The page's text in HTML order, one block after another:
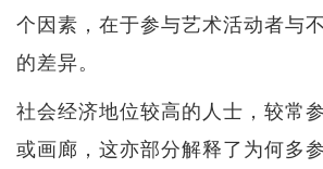
个因素，在于参与艺术活动者与
的差异。
社会经济地位较高的人士，较常
或画廊，这亦部分解释了为何多